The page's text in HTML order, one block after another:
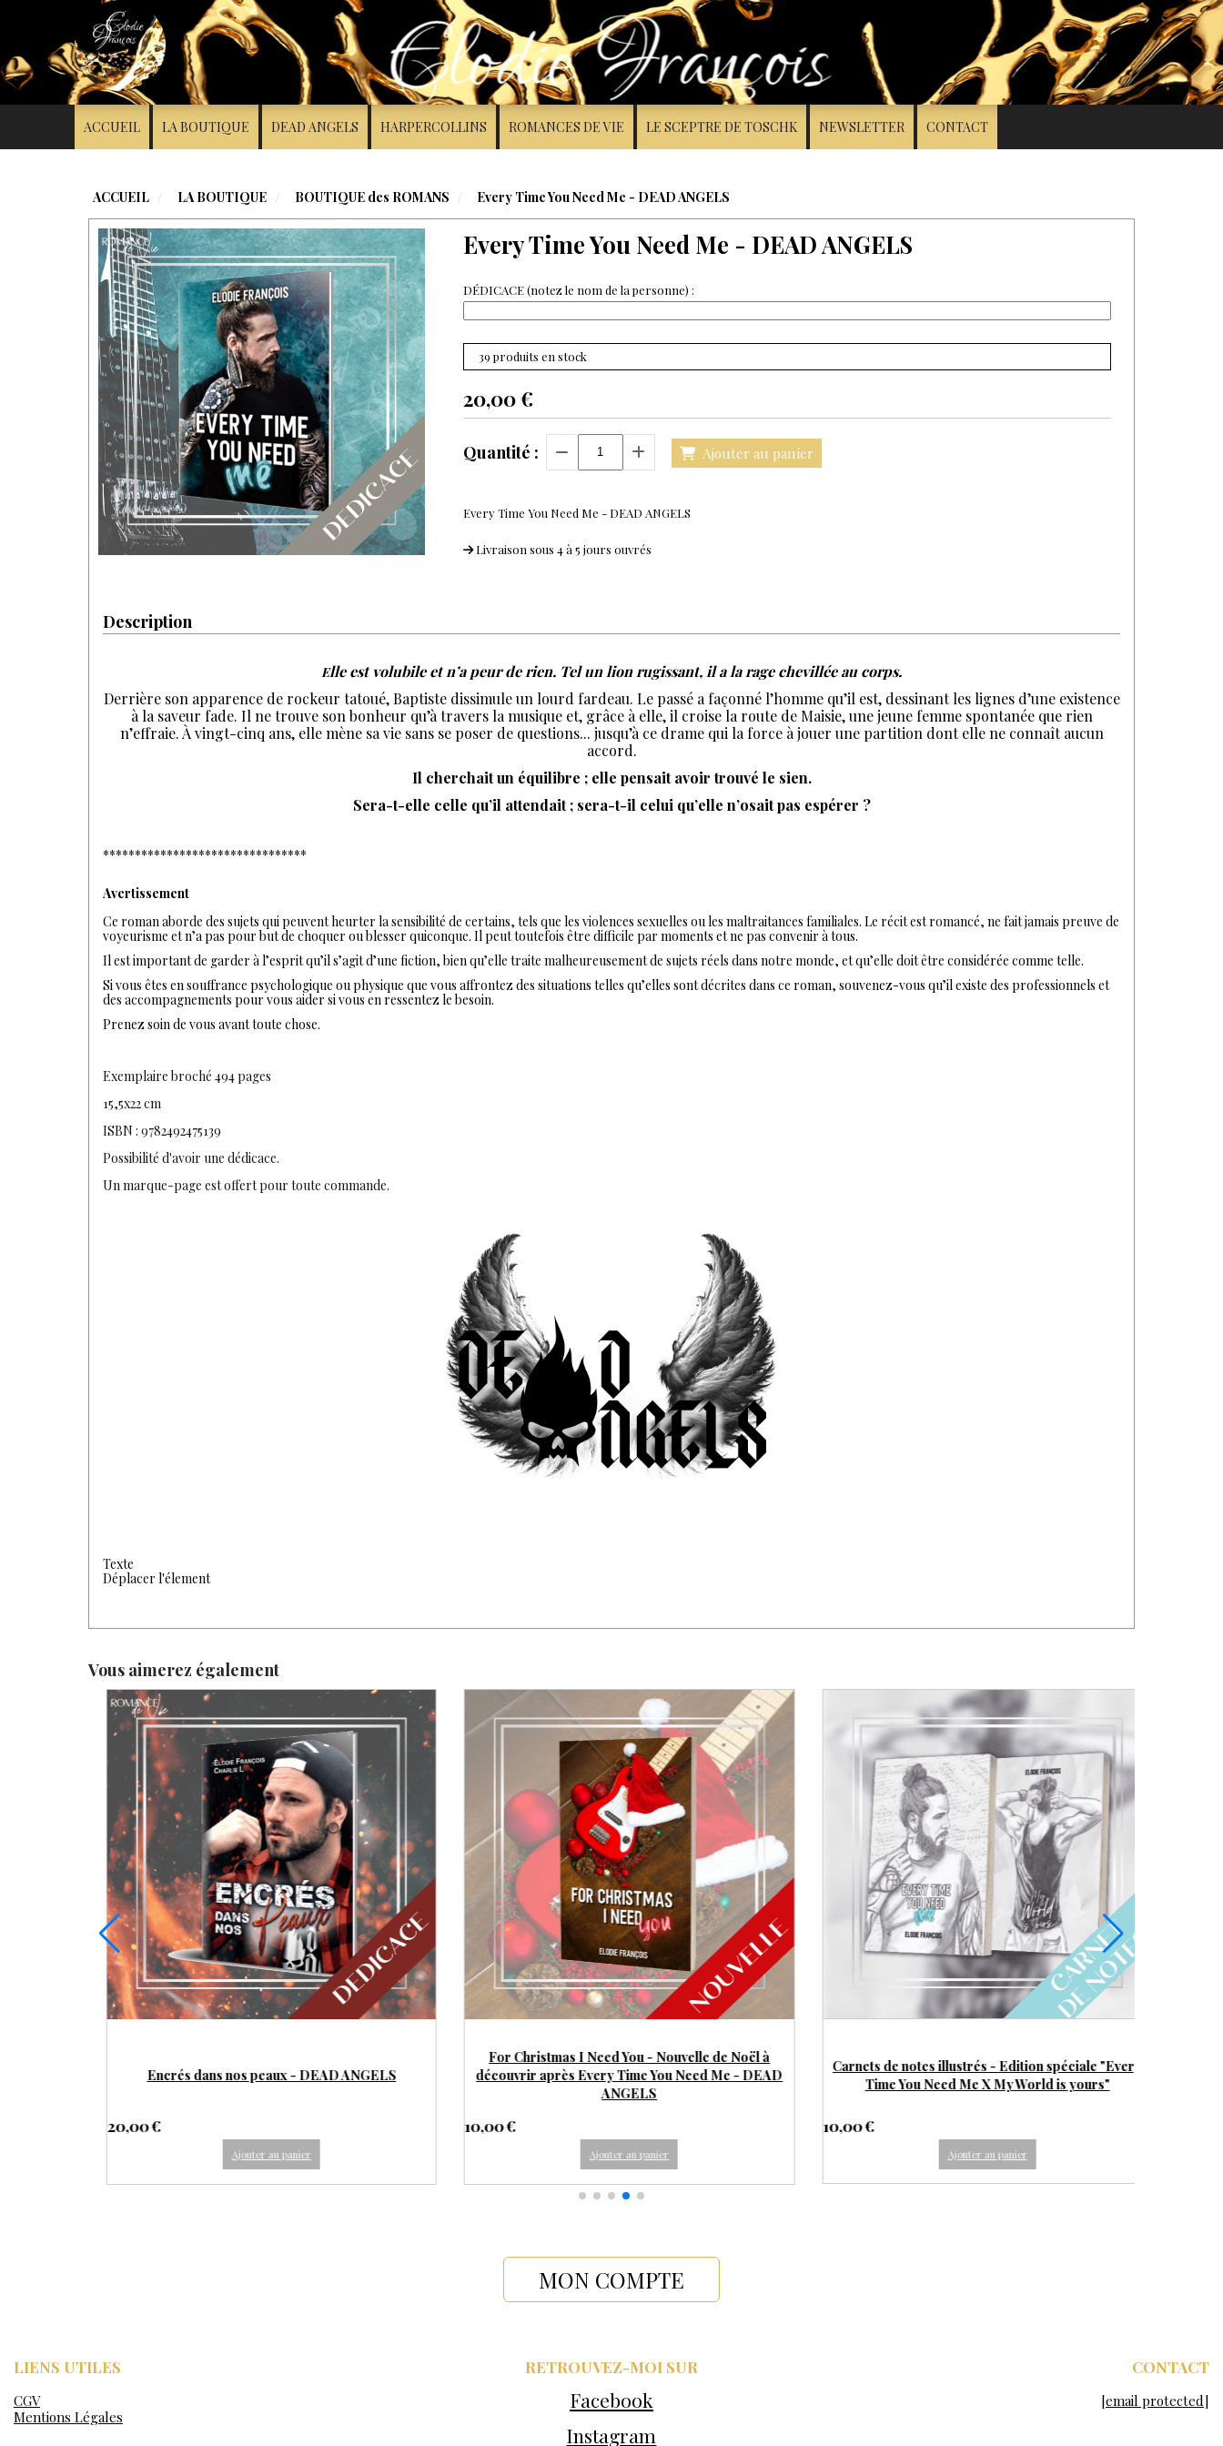
ACCUEIL LA BOUTIQUE
BOUTIQUE des ROMANS
BOUTIQUE des NOUVELLES
BOUTIQUE des GOODIES
LE SCEPTRE DE TOSCHK
SILENT TRUST
DEAD ANGELS HARPERCOLLINS ROMANCES DE VIE LE SCEPTRE DE TOSCHK NEWSLETTER CONTACT
ACCUEIL LA BOUTIQUE BOUTIQUE des ROMANS Every Time You Need Me - DEAD ANGELS
Every Time You Need Me - DEAD ANGELS
DÉDICACE (notez le nom de la personne) :
39 produits en stock
20,00€
Quantité : Ajouter au panier
Every Time You Need Me - DEAD ANGELS
Livraison sous 4 à 5 jours ouvrés
Description
Elle est volubile et n’a peur de rien. Tel un lion rugissant, il a la rage chevillée au corps.
Derrière son apparence de rockeur tatoué, Baptiste dissimule un lourd fardeau. Le passé a façonné l’homme qu’il est, dessinant les lignes d’une existence
à la saveur fade. Il ne trouve son bonheur qu’à travers la musique et, grâce à elle, il croise la route de Maisie, une jeune femme spontanée que rien
n’effraie. À vingt-cinq ans, elle mène sa vie sans se poser de questions... jusqu’à ce drame qui la force à jouer une partition dont elle ne connaît aucun
accord.
Il cherchait un équilibre ; elle pensait avoir trouvé le sien.
Sera-t-elle celle qu’il attendait ; sera-t-il celui qu’elle n’osait pas espérer ?
********************************
Avertissement
Ce roman aborde des sujets qui peuvent heurter la sensibilité de certains, tels que les violences sexuelles ou les maltraitances familiales. Le récit est romancé, ne fait jamais preuve de
voyeurisme et n’a pas pour but de choquer ou blesser quiconque. Il peut toutefois être difficile par moments et ne pas convenir à tous.
Il est important de garder à l’esprit qu’il s’agit d’une fiction, bien qu’elle traite malheureusement de sujets réels dans notre monde, et qu’elle doit être considérée comme telle.
Si vous êtes en souffrance psychologique ou physique que vous affrontez des situations telles qu’elles sont décrites dans ce roman, souvenez-vous qu’il existe des professionnels et
des accompagnements pour vous aider si vous en ressentez le besoin.
Prenez soin de vous avant toute chose.
Exemplaire broché 494 pages
15,5x22 cm
ISBN : 9782492475139
Possibilité d'avoir une dédicace.
Un marque-page est offert pour toute commande.
Texte
Déplacer l'élement
Vous aimerez également
Carnets de notes illustrés - Edition spéciale "Every
Time You Need Me X My World is yours"
10,00€
Ajouter au panier
Auprès de lui - Tome 1 - Série "Et si elle effaçait les
frontières" - DEAD ANGELS
20,00€
Ajouter au panier
Auprès d'elle - Tome 2 - Série "Et si elle effaçait les
frontières" - DEAD ANGELS
20,00€
Ajouter au panier
MON COMPTE
LIENS UTILES
CGV
Mentions Légales
RETROUVEZ-MOI SUR
Facebook
Instagram
CONTACT
[email protected]
Panneau de gestion des cookies